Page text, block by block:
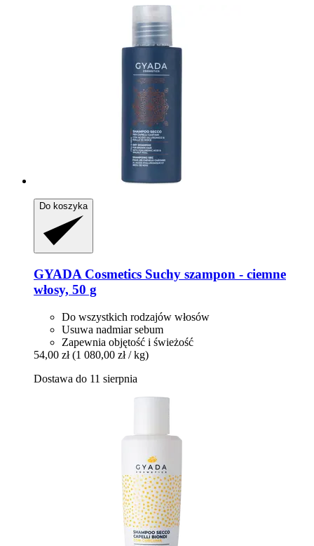
Do koszyka
GYADA Cosmetics Suchy szampon -​ ciemne
włosy, 50 g
Do wszystkich rodzajów włosów
Usuwa nadmiar sebum
Zapewnia objętość i świeżość
54,00 zł (1 080,00 zł / kg)
Dostawa do 11 sierpnia